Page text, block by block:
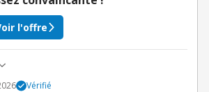
l'offre
Vérifié